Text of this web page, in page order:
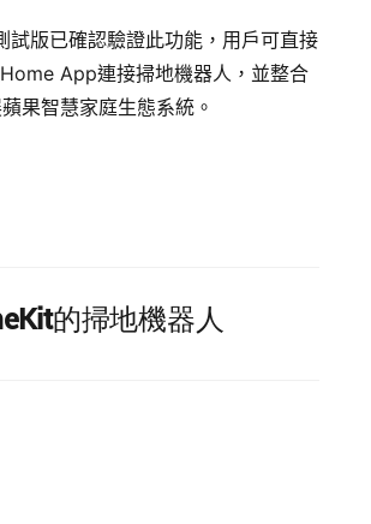
試版已確認驗證此功能，用戶可直接
App連接掃地機器人，並整合
果智慧家庭生態系統。
的掃地機器人